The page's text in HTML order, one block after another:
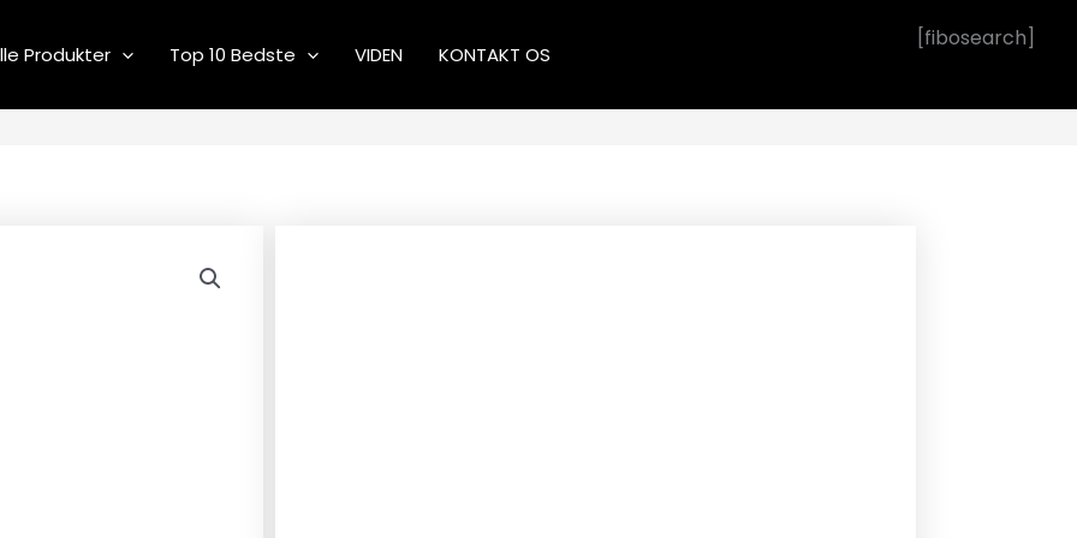
Produkter Top 10 Bedste VIDEN KONTAKT OS
[fibosearch]